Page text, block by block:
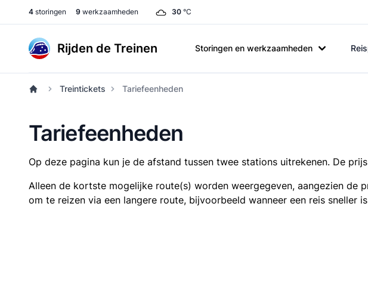
4 storingen 9 werkzaamheden 30 °C
Rijden de Treinen Storingen en werkzaamheden
Treintickets Tariefeenheden
Tariefeenheden
Op deze pagina kun je de afstand tussen twee stations uitrekenen. De
Alleen de kortste mogelijke route(s) worden weergegeven, aangezien
om te reizen via een langere route, bijvoorbeeld wanneer een reis